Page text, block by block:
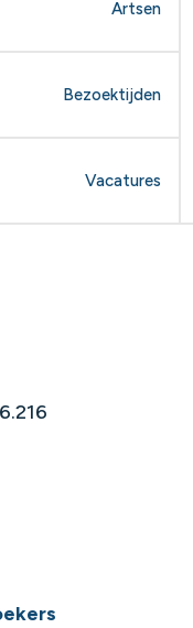
Artsen
Bezoektijden
Vacatures